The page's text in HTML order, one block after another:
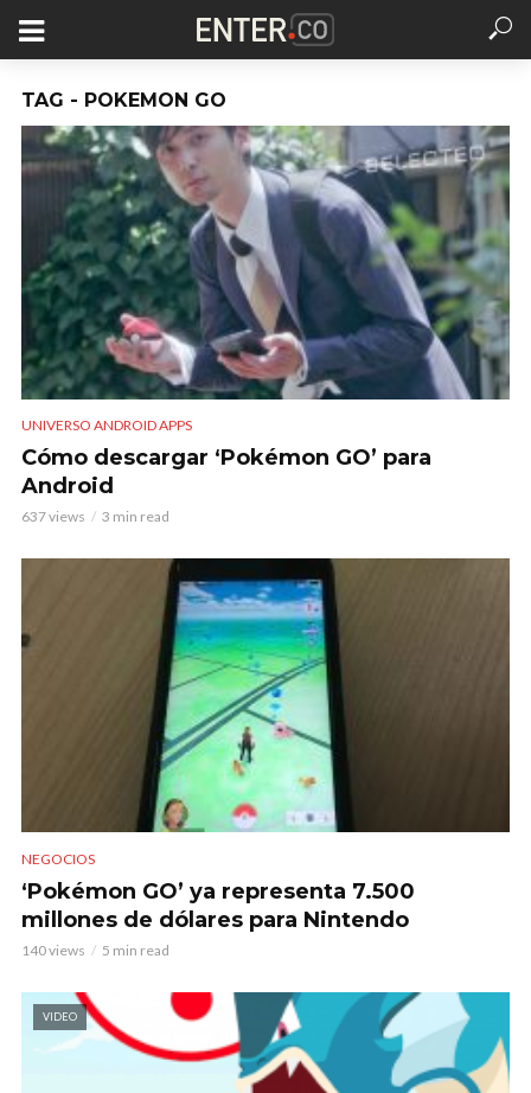
TAG - POKEMON GO
UNIVERSO ANDROID APPS
Cómo descargar ‘Pokémon GO’ para
Android
637 views 3 min read
NEGOCIOS
‘Pokémon GO’ ya representa 7.500
millones de dólares para Nintendo
140 views 5 min read
VIDEO